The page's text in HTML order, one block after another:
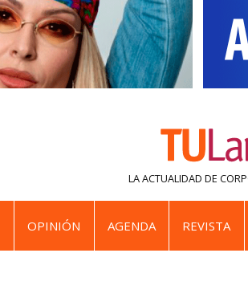
LA ACTUALIDAD DE
OPINIÓN AGENDA REVISTA